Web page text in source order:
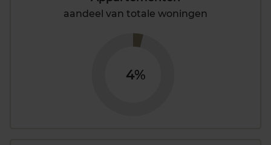
aandeel van totale woningen
4%